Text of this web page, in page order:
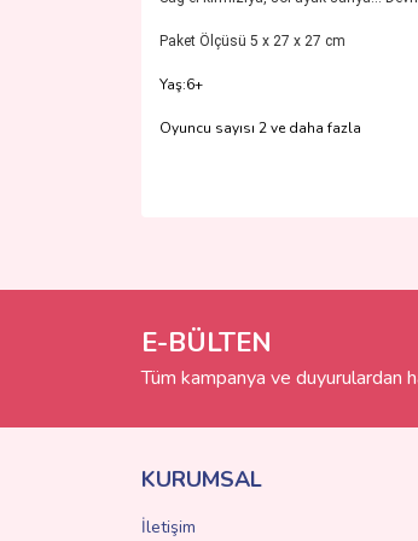
Paket Ölçüsü 5 x 27 x 27 cm
Yaş:6+
Oyuncu sayısı 2 ve daha fazla
Ürün resmi kalitesiz, bozuk
Bu ürüne benzer farklı
E-BÜLTEN
Tüm kampanya ve duyurulardan
KURUMSAL
İletişim